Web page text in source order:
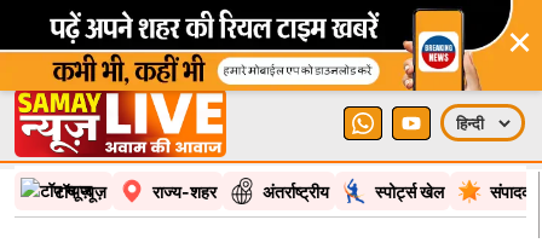
×
टॉप न्यूज़ राज्य-शहर अंतर्राष्ट्रीय स्पोर्ट्स खेल